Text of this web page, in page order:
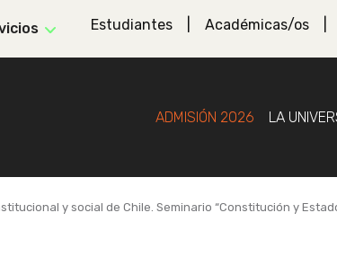
Estudiantes Académicas/os
ADMISIÓN 2026 LA
y social de Chile. Seminario “Constitución y